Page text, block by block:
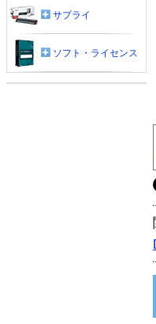
サプライ
ソフト・ライセンス